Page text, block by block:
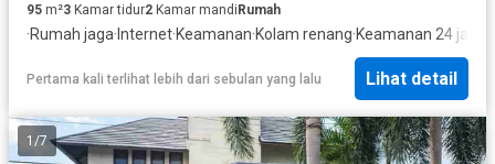
95 m²3 Kamar tidur2 Kamar mandi Rumah
·Rumah jaga· Internet·Keamanan·Kolam renang·Keamanan 24 jam
Pertama kali terlihat lebih dari sebulan yang lalu Lihat detail
1 /7